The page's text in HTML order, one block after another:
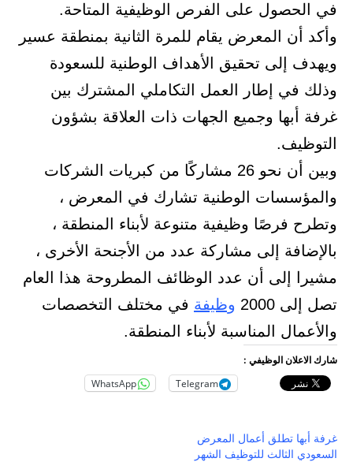
في الحصول على الفرص الوظيفية المتاحة.
وأكد أن المعرض يقام للمرة الثانية بمنطقة عسير
ويهدف إلى تحقيق الأهداف الوطنية للسعودة
وذلك في إطار العمل التكاملي المشترك بين
غرفة أبها وجميع الجهات ذات العلاقة بشؤون
التوظيف.
وبين أن نحو 26 مشاركًا من كبريات الشركات
والمؤسسات الوطنية تشارك في المعرض ،
وتطرح فرصًا وظيفية متنوعة لأبناء المنطقة ،
بالإضافة إلى مشاركة عدد من الأجنحة الأخرى ،
مشيرا إلى أن عدد الوظائف المطروحة هذا العام
تصل إلى 2000
وظيفة في مختلف التخصصات
والأعمال المناسبة لأبناء المنطقة.
شارك الاعلان الوظيفي :
Telegram
WhatsApp
غرفة أبها تطلق أعمال المعرض
السعودي الثالث للتوظيف الشهر